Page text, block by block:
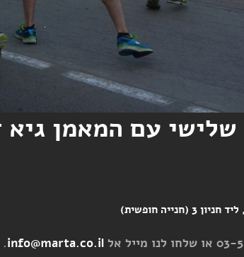
שלישי עם המאמן גיא
חופשית)
info@marta.co.il
.